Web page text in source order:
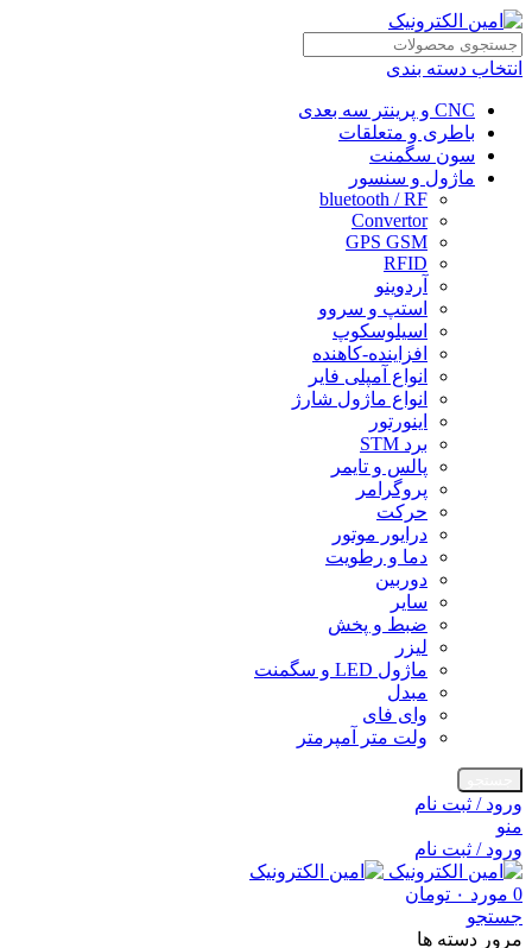
انتخاب دسته بندی
CNC و پرینتر سه بعدی
باطری و متعلقات
سون سگمنت
ماژول و سنسور
bluetooth / RF
Convertor
GPS GSM
RFID
آردوینو
استپ و سروو
اسیلوسکوپ
افزاینده-کاهنده
انواع آمپلی فایر
انواع ماژول شارژ
اینورتور
برد STM
پالس و تایمر
پروگرامر
حرکت
درایور موتور
دما و رطویت
دوربین
سایر
ضبط و پخش
لیزر
ماژول LED و سگمنت
مبدل
وای فای
ولت متر آمپرمتر
ورود / ثبت نام
منو
ورود / ثبت نام
0 مورد ۰ تومان
جستجو
مرور دسته ها